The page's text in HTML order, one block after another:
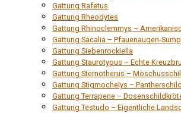
Gattung Rafetus
Gattung Rheodytes
Gattung Rhinoclemmys –
Gattung Sacalia – Pfauenaugen-
Gattung Siebenrockiella
Gattung Staurotypus – Echte
Gattung Sternotherus –
Gattung Stigmochelys –
Gattung Terrapene –
Gattung Testudo – Eigentliche